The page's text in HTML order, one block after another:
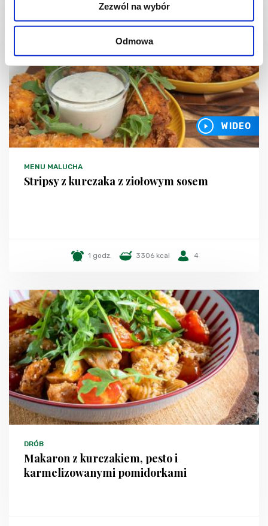
Zezwól na wybór
Odmowa
WIDEO
MENU MALUCHA
Stripsy z kurczaka z ziołowym sosem
1 godz. 3306 kcal 4
DRÓB
Makaron z kurczakiem, pesto i
karmelizowanymi pomidorkami